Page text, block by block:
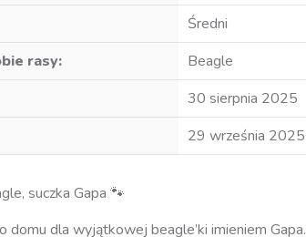
Średni
rasy:
Beagle
30 sierpnia 2025
29 września 2025
suczka Gapa 🐾
domu dla wyjątkowej beagle’ki imieniem Gapa.